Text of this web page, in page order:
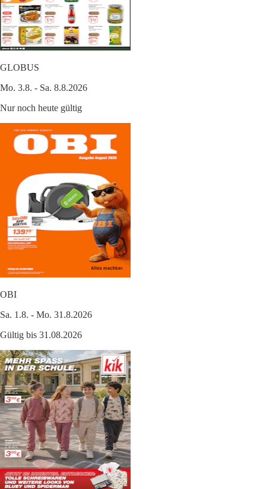
GLOBUS
Mo. 3.8. - Sa. 8.8.2026
Nur noch heute gültig
OBI
Sa. 1.8. - Mo. 31.8.2026
Gültig bis 31.08.2026